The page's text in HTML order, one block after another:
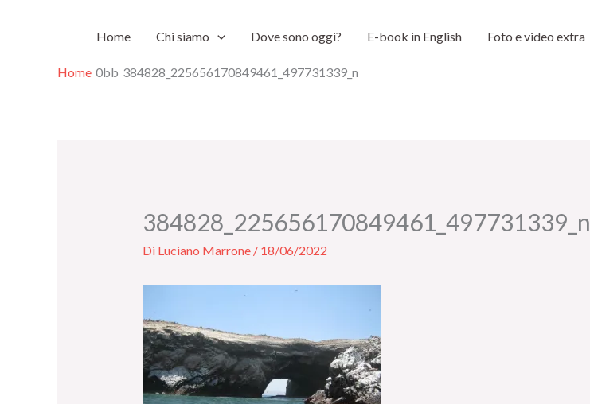
Home Chi siamo Dove sono oggi? E-book in English Foto e video extra
Home 384828_225656170849461_497731339_n
384828_225656170849461_497731339_n
Di Luciano Marrone / 18/06/2022